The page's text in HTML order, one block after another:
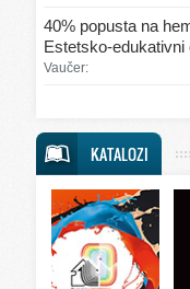
Svet mode
Svet sporta
Svet tehnike
Svet ugostiteljstva
Svet zabave i
40% popusta na
Estetsko-edukativni
Vaučer:
KATALOZI